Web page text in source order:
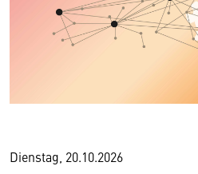
Dienstag, 20.10.2026